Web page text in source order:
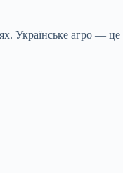
Українське агро — це